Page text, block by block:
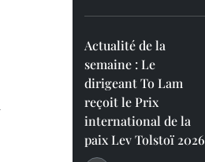
Actualité de la
semaine : Le
dirigeant To Lam
reçoit le Prix
international de la
paix Lev Tolstoï 2026